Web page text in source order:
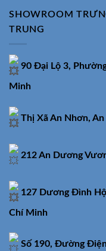
SHOWROOM
TRUNG
90 Đại Lộ 3,
Minh
Thị Xã An Nhơn,
212 An Dương
127 Dương Đình
Chí Minh
Số 190, Đường